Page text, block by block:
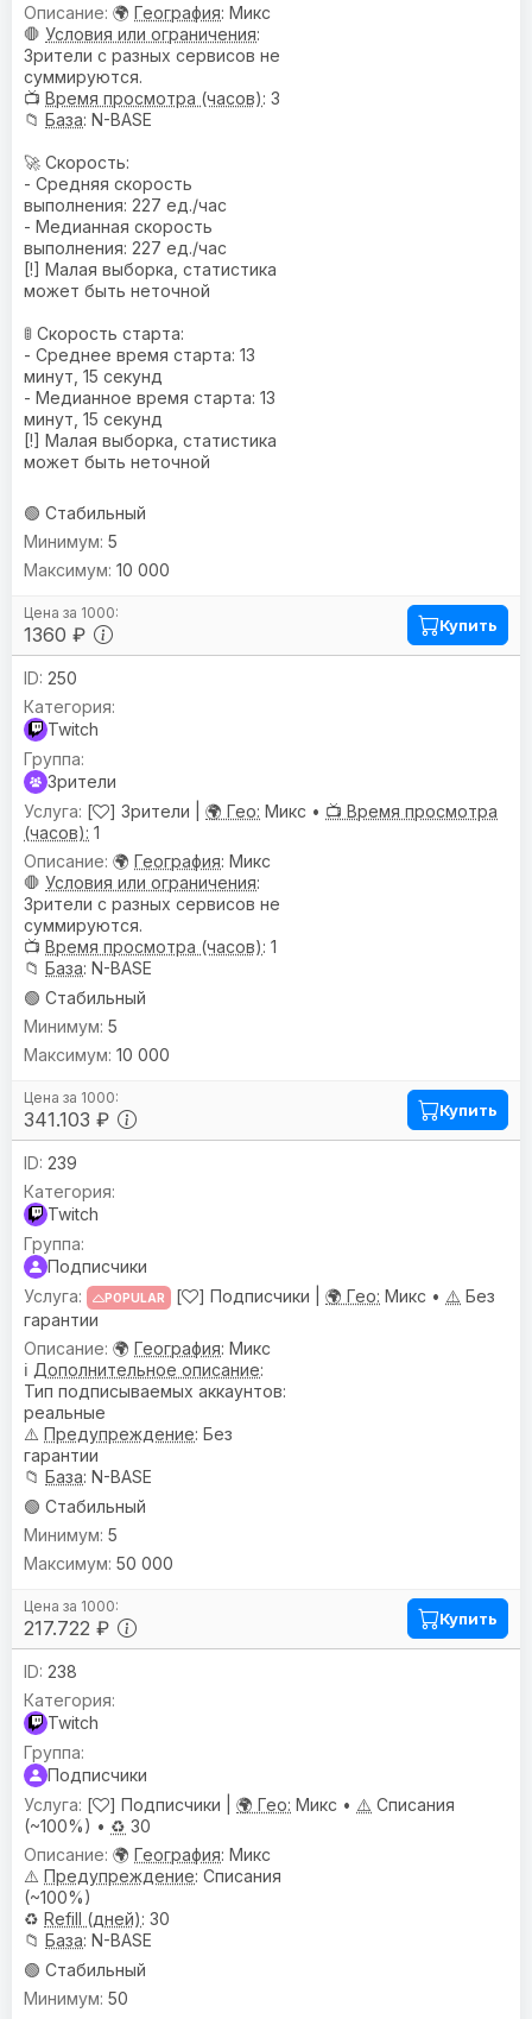
🌍 География: Микс
🛑 Условия или ограничения:
Зрители с разных сервисов не
суммируются.
📺 Время просмотра (часов): 3
📁 База: N-BASE
🚀 Скорость:
- Средняя скорость
выполнения: 227 ед./час
- Медианная скорость
выполнения: 227 ед./час
[!] Малая выборка, статистика
может быть неточной
🚦 Скорость старта:
- Среднее время старта: 13
минут, 15 секунд
- Медианное время старта: 13
минут, 15 секунд
[!] Малая выборка, статистика
может быть неточной
🟢 Стабильный
1360 ₽
5
10 000
Купить
250
Twitch
Зрители
[
] Зрители | 🌍 Гео: Микс • 📺 Время просмотра
(часов): 1
🌍 География: Микс
🛑 Условия или ограничения:
Зрители с разных сервисов не
суммируются.
📺 Время просмотра (часов): 1
📁 База: N-BASE
🟢 Стабильный
341.103 ₽
5
10 000
Купить
239
Twitch
Подписчики
POPULAR [ ] Подписчики | 🌍 Гео: Микс • ⚠️ Без
гарантии
🌍 География: Микс
ℹ️ Дополнительное описание:
Тип подписываемых аккаунтов:
реальные
⚠️ Предупреждениe: Без
гарантии
📁 База: N-BASE
🟢 Стабильный
217.722 ₽
5
50 000
Купить
238
Twitch
Подписчики
[
] Подписчики | 🌍 Гео: Микс • ⚠️ Списания
(~100%) • ♻️ 30
🌍 География: Микс
⚠️ Предупреждениe: Списания
(~100%)
♻️ Refill (дней): 30
📁 База: N-BASE
🟢 Стабильный
50